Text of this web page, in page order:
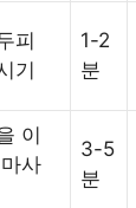
피
기
1-2
분
이
사
3-5
분